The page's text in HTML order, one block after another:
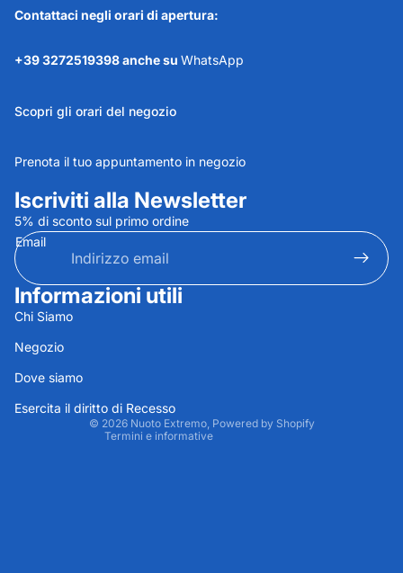
Contattaci negli orari di apertura:
+39 3272519398 anche su WhatsApp
Scopri gli orari del negozio
Prenota il tuo appuntamento in negozio
Iscriviti alla Newsletter
5% di sconto sul primo ordine
Email
Informazioni utili
Chi Siamo
Negozio
Dove siamo
Esercita il diritto di Recesso
© 2026 Nuoto Extremo, Powered by Shopify
Termini e informative
Informativa sulla privacy
Termini e condizioni del servizio
Recapiti
Informativa sulle spedizioni